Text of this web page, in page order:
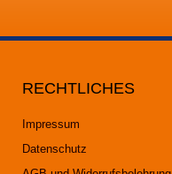
RECHTLICHES
Impressum
Datenschutz